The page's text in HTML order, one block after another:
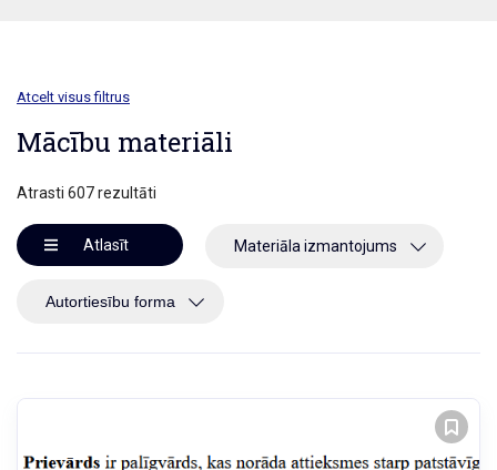
Atcelt visus filtrus
Mācību materiāli
Atrasti 607 rezultāti
Atlasīt Materiāla izmantojums